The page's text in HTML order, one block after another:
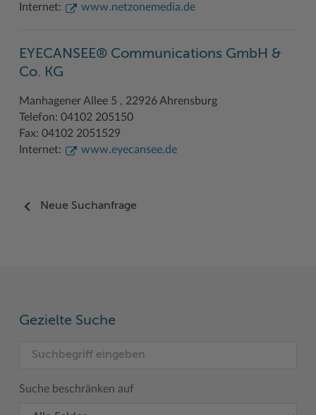
Ukrainehilfe
#MeinStormarn
Karrieretag
Was ist ein Kreis?
Internet:
www.netzonemedia.de
EYECANSEE® Communications GmbH &
Co. KG
Manhagener Allee 5 , 22926 Ahrensburg
Telefon: 04102 205150
Fax: 04102 2051529
Internet:
www.eyecansee.de
Neue Suchanfrage
Gezielte Suche
Suche beschränken auf